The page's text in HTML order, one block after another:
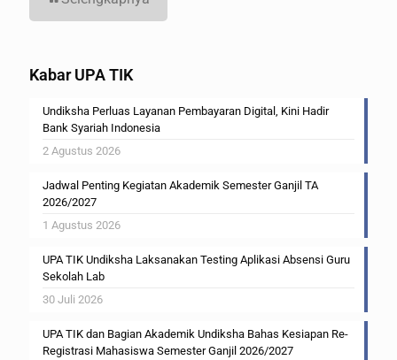
Kabar UPA TIK
Undiksha Perluas Layanan Pembayaran Digital, Kini Hadir
Bank Syariah Indonesia
2 Agustus 2026
Jadwal Penting Kegiatan Akademik Semester Ganjil TA
2026/2027
1 Agustus 2026
UPA TIK Undiksha Laksanakan Testing Aplikasi Absensi Guru
Sekolah Lab
30 Juli 2026
UPA TIK dan Bagian Akademik Undiksha Bahas Kesiapan Re-
Registrasi Mahasiswa Semester Ganjil 2026/2027